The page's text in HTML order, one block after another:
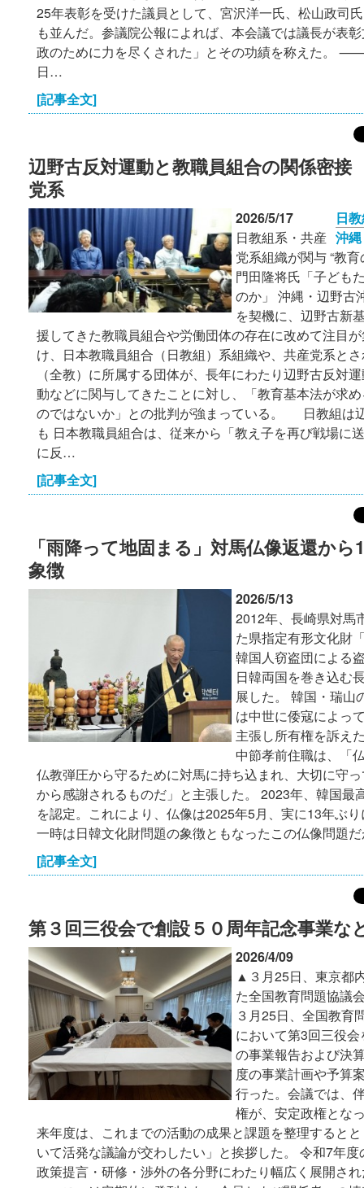
25年表彰を受けた議員として、宮沢洋一氏、松山政司
も並んだ。参議院公報によれば、本会議では議長が表
政のために力を尽くされた」とその功績を称えた。
日…
[記事全文]
辺野古反対運動と教職員組合の関係密
党系
2026/5/17
日
沖縄
日教組系・共産
党系組織が関与 “教
門田隆将氏「子ども
のか」 沖縄・辺野古
を契機に、辺野古新
援してきた教職員組合や労働団体の存在に改めて注目
け、日本教職員組合（日教組）系組織や、共産党系と
（全教）に所属する団体が、長年にわたり辺野古反対
動などに関与してきたことに対し、「教育基本法が求
のではないか」との批判が強まっている。 日教組は
も 日本教職員組合は、従来から「教え子を再び戦場に
に反…
[記事全文]
「雨降って地固まる」対馬仏像返還か
象徴
2026/5/13
2012年、長崎県対馬
た県指定有形文化財
韓国人窃盗団による
日韓両国を巻き込む
展した。 韓国・瑞山
は中世に倭寇によっ
主張し所有権を訴え
中節孝前住職は、「
仏教弾圧から守るために対馬に持ち込まれ、大切に守
から感謝されるものだ」と主張した。 2023年、韓国最
を認定。これにより、仏像は2025年5月、実に13年ぶ
一時は日韓文化財問題の象徴ともなったこの仏像問題
[記事全文]
第３回三役会で創設５０周年記念事業な
2026/4/09
▲３月25日、東京都
た全国教育問題協議
３月25日、全国教育
において第3回三役
の事業報告および決
度の事業計画や予算
行った。会議では、
権が、安定政権とな
来年度は、これまでの活動の成果と課題を整理すると
いて活発な議論が交わしたい」と挨拶した。 令和7年
政策提言・研修・渉外の各分野にわたり幅広く展開さ